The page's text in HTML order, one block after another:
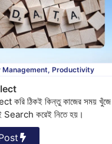
Management, Productivity
করি ঠিকই কিন্তু কাজের সময় খুঁজে
Search করেই নিতে হয়।